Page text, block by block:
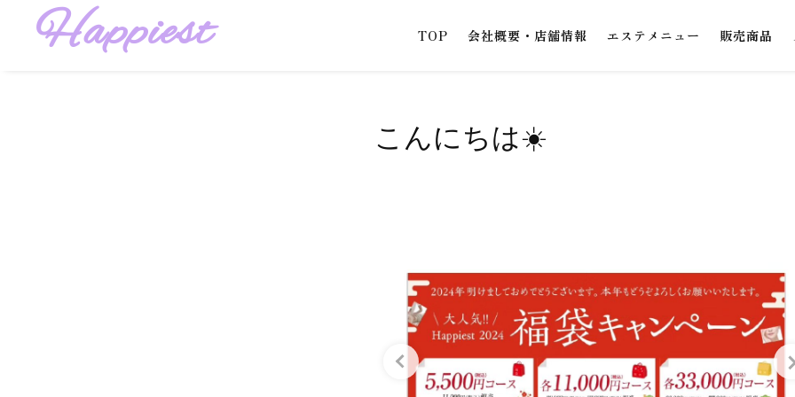
Happiest TOP 会社概要・店舗情報 エステメニュー 販売商品
こんにちは☀️